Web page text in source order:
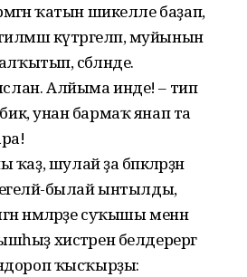
ҡатын шикелле баҙап,
күтәргеләп, муйынын
сәбәләнде.
Алйыма инде! – тип
унан бармаҡ янап та
шулай ҙа бәпкәләрҙән
былай ынтылды,
нәмәләрҙе суҡышы менән
хистәрен белдерергә
ҡысҡырҙы: